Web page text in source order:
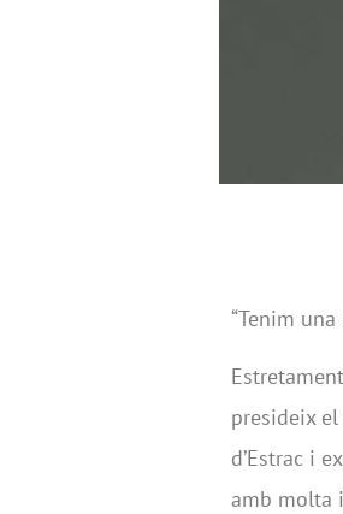
“Tenim
presideix el
d’Estrac i
amb molta